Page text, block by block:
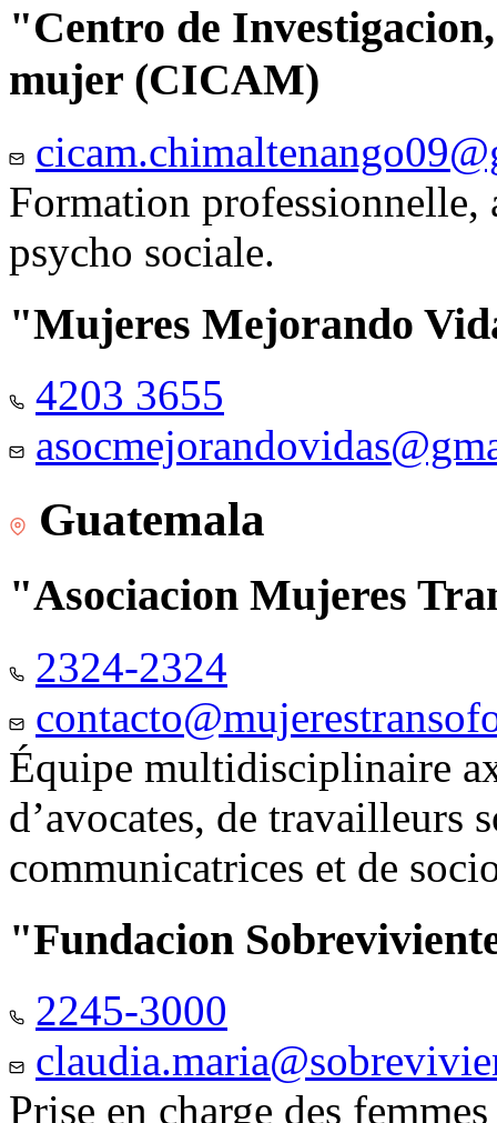
"Centro de
mujer (CICAM)
Formation professionnelle,
psycho sociale.
"Mujeres Mejorando
4203 3655
Guatemala
"Asociacion Mujeres
2324-2324
Équipe multidisciplinaire
d’avocates, de travailleurs
communicatrices et de
"Fundacion
2245-3000
Prise en charge des